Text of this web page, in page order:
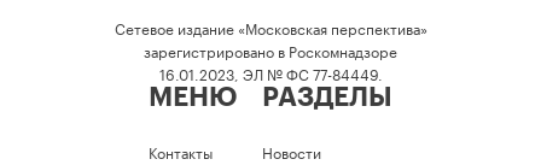
Сетевое издание «Московская перспектива»
зарегистрировано в Роскомнадзоре
16.01.2023, ЭЛ № ФС 77-84449.
МЕНЮ
Контакты
РАЗДЕЛЫ
Новости